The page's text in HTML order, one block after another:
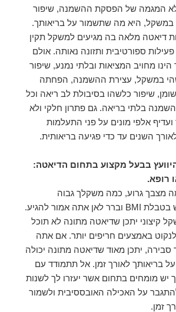
המגמה של הפסקת ההשמנה, שיפור
במשקל, היא מה שתשמור על בריאותך.
דיאטה מלאה בה מגיעים למשקל תקין
ספורטיבית ותזונה נאותה. אולם
מחויב המציאות ובלתי נמנע, שיפור
במשקל, עצירת ההשמנה, הפחתה
שיפור כלשהו בסיבולת לב ריאה וכל
להשמנה בלתי בריאה. גם פתרון חלקי ולא
אלפי מונים על פני התעלמות
השנים עד כדי פגיעה בריאותית.
בבעל מקצוע בתחום הדיאטה:
רופא.
מצבך גרוע, כמה משקלך גבוה
מהמומלץ. השתמש בטבלת BMI וברר לאן אתה אמור להגיע.
קיצוני יתכן שדיאטה מתונה לא תוכל
באמצעים חריפים יותר. אם אתה
יתכן מאוד שדיאטה מתונה יכולה
בריאותך לאורך זמן. אל תתמודד עם
מומחים בתחום אשר יעזרו לך לשנות
על האכילה האובססיבית ולשמור
זמן.